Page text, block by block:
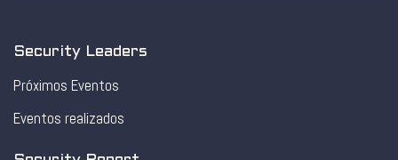
Security Leaders
Próximos Eventos
Eventos realizados